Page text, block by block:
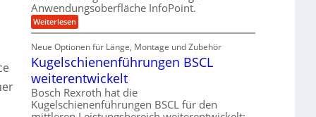
e
U
m
g
e
b
n
g
n
g
l
l
n
ü
r
p
r
z
i
e
H
u
b
o
n
f
ü
r
A
u
t
o
m
o
Anwendungsoberfläche InfoPoint.
Weiterlesen:
D
g
i
t
a
l
e
r
Neue Optionen für Länge, Montage und Zubehör
Kugelschienenführungen BSCL
weiterentwickelt
Bosch Rexroth hat die
Kugelschienenführungen BSCL für den